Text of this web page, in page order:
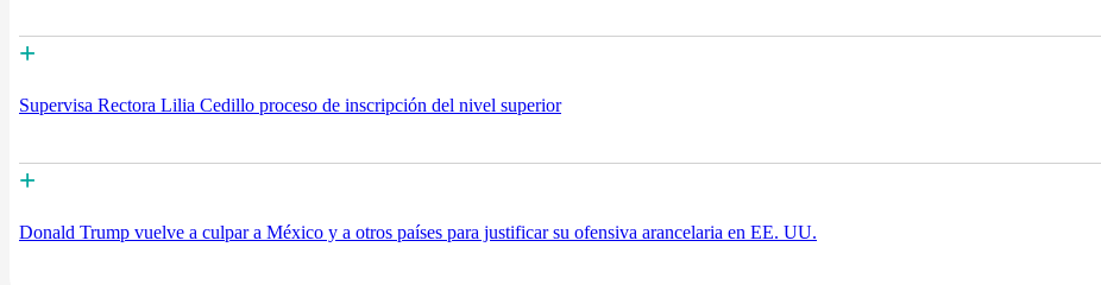
+
Supervisa Rectora Lilia Cedillo proceso de inscripción del nivel superior
+
Donald Trump vuelve a culpar a México y a otros países para justificar su ofensiva arancelaria en EE. UU.